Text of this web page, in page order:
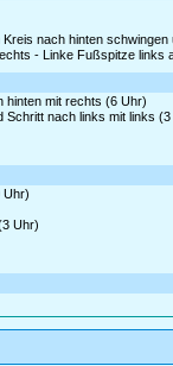
nach hinten schwingen
- Linke Fußspitze links
hinten mit rechts (6 Uhr)
nach links mit links (3
Uhr)
Uhr)